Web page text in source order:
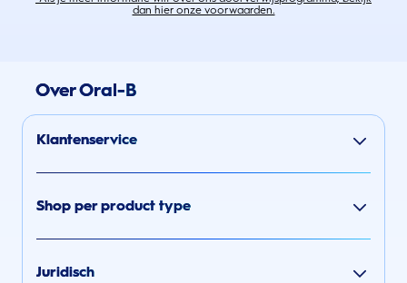
dan hier onze voorwaarden.
Over Oral-B
Klantenservice
Shop per product type
Juridisch